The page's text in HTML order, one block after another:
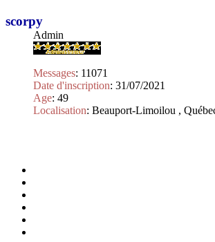
scorpy
Admin
Messages: 11071
Date d'inscription: 31/07/2021
Age: 49
Localisation: Beauport-Limoilou ,